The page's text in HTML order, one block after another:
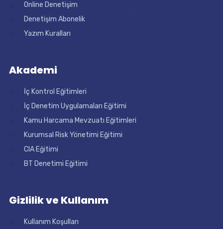
Online Denetişim
Denetişim Abonelik
Yazım Kuralları
Akademi
İç Kontrol Eğitimleri
İç Denetim Uygulamaları Eğitimi
Kamu Harcama Mevzuatı Eğitimleri
Kurumsal Risk Yönetimi Eğitimi
CIA Eğitimi
BT Denetimi Eğitimi
Gizlilik ve Kullanım
Kullanım Koşulları